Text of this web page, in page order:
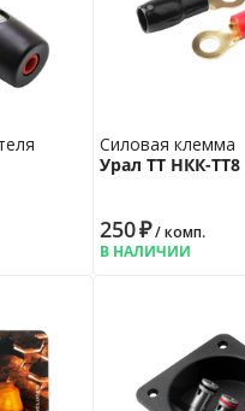
Силовая клемма
Урал ТТ НКК-ТТ8
250₽/ комп.
В НАЛИЧИИ